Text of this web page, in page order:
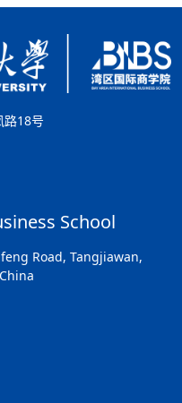
路18号
School
Road, Tangjiawan,